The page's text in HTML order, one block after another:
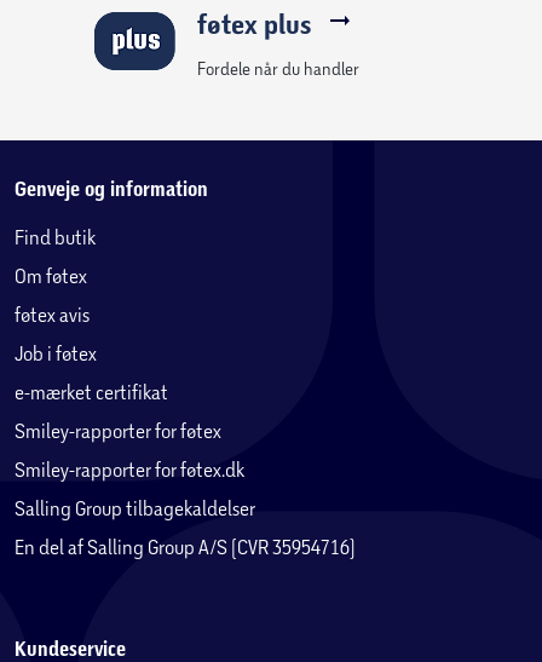
føtex plus
Fordele når du handler
Genveje og information
Find butik
Om føtex
føtex avis
Job i føtex
e-mærket certifikat
Smiley-rapporter for føtex
Smiley-rapporter for føtex.dk
Salling Group tilbagekaldelser
En del af Salling Group A/S (CVR 35954716)
Kundeservice